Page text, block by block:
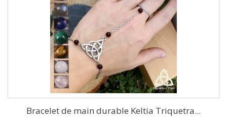
Bracelet de main durable Keltia Triquetra...